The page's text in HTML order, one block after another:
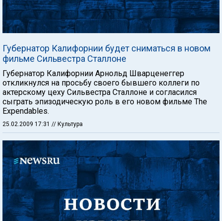
Губернатор Калифорнии будет сниматься в новом
фильме Сильвестра Сталлоне
Губернатор Калифорнии Арнольд Шварценеггер
откликнулся на просьбу своего бывшего коллеги по
актерскому цеху Сильвестра Сталлоне и согласился
сыграть эпизодическую роль в его новом фильме The
Expendables.
25.02.2009 17:31 // Культура